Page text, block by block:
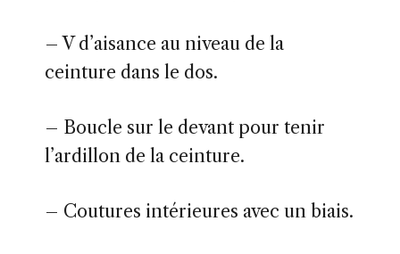
– V d’aisance au niveau de la
ceinture dans le dos.
– Boucle sur le devant pour tenir
l’ardillon de la ceinture.
– Coutures intérieures avec un biais.